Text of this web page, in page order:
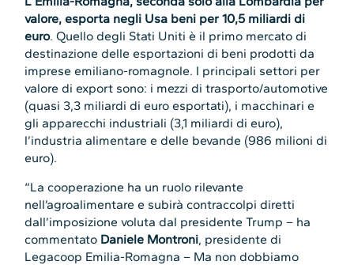
valore, esporta negli Usa beni per 10,5 miliardi di
euro. Quello degli Stati Uniti è il primo mercato di
destinazione delle esportazioni di beni prodotti da
imprese emiliano-romagnole. I principali settori per
valore di export sono: i mezzi di trasporto/automotive
(quasi 3,3 miliardi di euro esportati), i macchinari e
gli apparecchi industriali (3,1 miliardi di euro),
l’industria alimentare e delle bevande (986 milioni di
euro).
“La cooperazione ha un ruolo rilevante
nell’agroalimentare e subirà contraccolpi diretti
dall’imposizione voluta dal presidente Trump – ha
commentato Daniele Montroni, presidente di
Legacoop Emilia-Romagna – Ma non dobbiamo